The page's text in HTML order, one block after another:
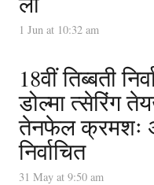
1 Jun at 10:32 am
18वीं तिब्बती
डोल्मा त्सेरिंग
तेनफेल क्रमशः
निर्वाचित
31 May at 9:50 am